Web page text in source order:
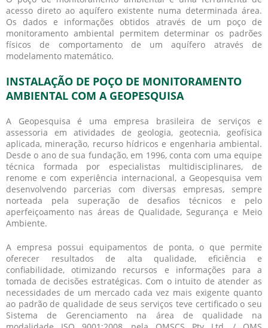
acesso direto ao aquífero existente numa determinada área.
Os dados e informações obtidos através de um poço de
monitoramento ambiental permitem determinar os padrões
físicos de comportamento de um aquífero através de
modelamento matemático.
INSTALAÇÃO DE POÇO DE MONITORAMENTO
AMBIENTAL COM A GEOPESQUISA
A Geopesquisa é uma empresa brasileira de serviços e
assessoria em atividades de geologia, geotecnia, geofísica
aplicada, mineração, recurso hídricos e engenharia ambiental.
Desde o ano de sua fundação, em 1996, conta com uma equipe
técnica formada por especialistas multidisciplinares, de
renome e com experiência internacional, a Geopesquisa vem
desenvolvendo parcerias com diversas empresas, sempre
norteada pela superação de desafios técnicos e pelo
aperfeiçoamento nas áreas de Qualidade, Segurança e Meio
Ambiente.
A empresa possui equipamentos de ponta, o que permite
oferecer resultados de alta qualidade, eficiência e
confiabilidade, otimizando recursos e informações para a
tomada de decisões estratégicas. Com o intuito de atender as
necessidades de um mercado cada vez mais exigente quanto
ao padrão de qualidade de seus serviços teve certificado o seu
Sistema de Gerenciamento na área de qualidade na